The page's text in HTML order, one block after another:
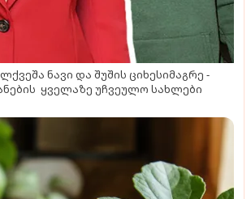
ნავი და შუშის ციხესიმაგრე -
ყველაზე უჩვეულო სახლები